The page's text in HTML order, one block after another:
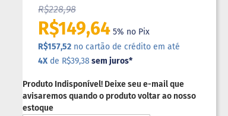
R$228,98
R$149,64 5% no Pix
R$157,52 no cartão de crédito em até
4X de R$39,38 sem juros*
Produto Indisponível! Deixe seu e-mail que
avisaremos quando o produto voltar ao nosso
estoque